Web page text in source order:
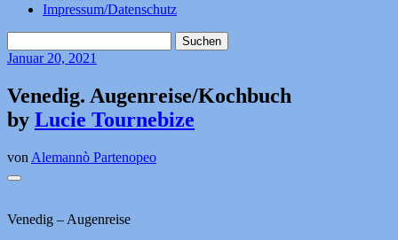
Impressum/Datenschutz
nach:
Januar20, 2021
Venedig. Augenreise/Kochbuch
by Lucie Tournebize
von Alemannò Partenopeo
Venedig – Augenreise